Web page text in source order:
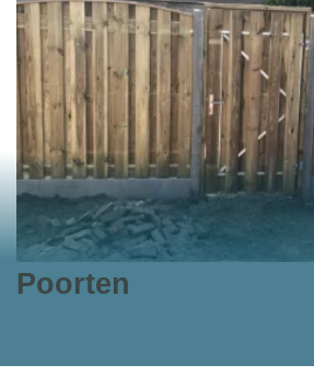
Poorten